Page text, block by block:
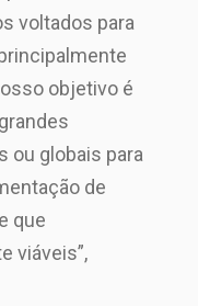
voltados para
objetivo é
ou globais para
de
que
viáveis”,